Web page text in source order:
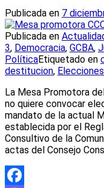
Publicada en 7
Publicada en
3, Democracia, GCBA,
PolíticaEtiquetado en
destitucion, Elecciones
La Mesa Promotora
no quiere convocar
mandato de la actual
establecida por el
Consultivo de la
actas del Consejo